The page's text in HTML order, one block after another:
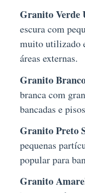
Granito Verde
escura com
muito utilizado
áreas externas.
Granito
branca com
bancadas e
Granito Preto
pequenas
popular para
Granito